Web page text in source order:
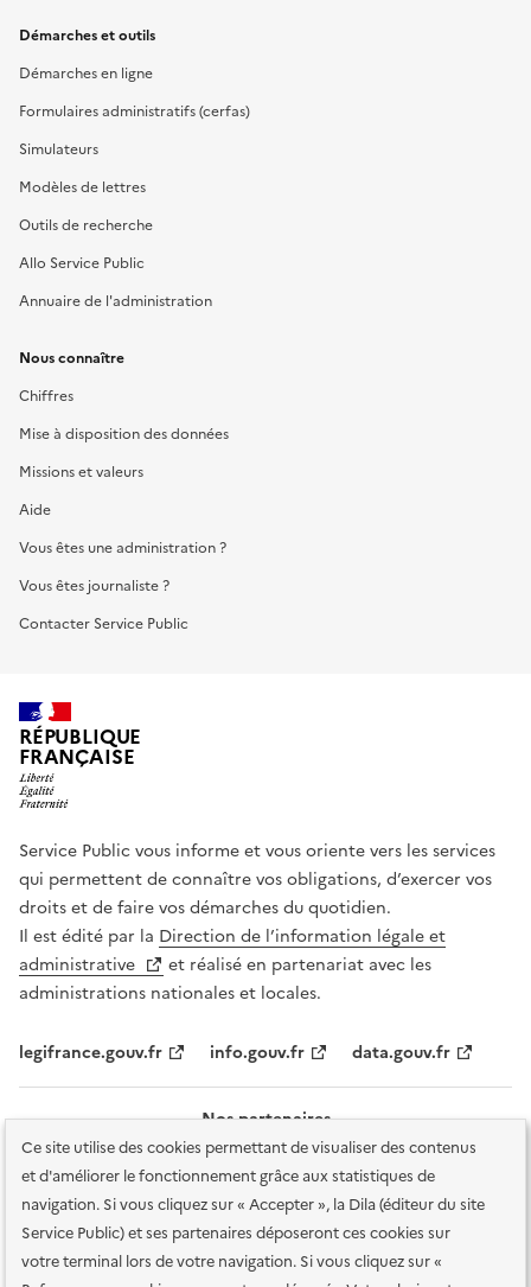
Ce site utilise des cookies permettant de visualiser des contenus
et d'améliorer le fonctionnement grâce aux statistiques de
navigation. Si vous cliquez sur « Accepter », la Dila (éditeur du site
Service Public) et ses partenaires déposeront ces cookies sur
votre terminal lors de votre navigation. Si vous cliquez sur «
Démarches et outils
Démarches en ligne
Formulaires administratifs (cerfas)
Simulateurs
Modèles de lettres
Outils de recherche
Allo Service Public
Annuaire de l'administration
Nous connaître
Chiffres
Mise à disposition des données
Missions et valeurs
Aide
Vous êtes une administration ?
Vous êtes journaliste ?
Contacter Service Public
RÉPUBLIQUE
FRANÇAISE
Service Public vous informe et vous oriente vers les services
qui permettent de connaître vos obligations, d’exercer vos
droits et de faire vos démarches du quotidien.
Il est édité par la Direction de l’information légale et
administrative
et réalisé en partenariat avec les
administrations nationales et locales.
legifrance.gouv.fr info.gouv.fr data.gouv.fr
Nos partenaires
Plan du site Accessibilité : totalement conforme Accessibilité des